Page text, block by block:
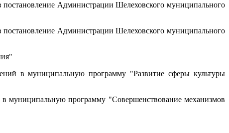
Администрации Шелеховского муниципального
Администрации Шелеховского муниципального
в муниципальную программу "Развитие сферы культуры
муниципальную программу "Совершенствование механизмов